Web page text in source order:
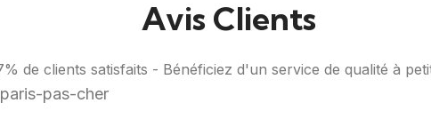
Avis Clients
de clients satisfaits - Bénéficiez d'un service de qualité à